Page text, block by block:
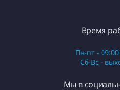
Время
Пн-пт -
Сб-Вс -
Мы в